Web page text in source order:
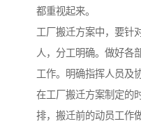
都重视起来。
工厂搬迁方案中，要针
人，分工明确。做好各
工作。明确指挥人员及
在工厂搬迁方案制定的
排，搬迁前的动员工作